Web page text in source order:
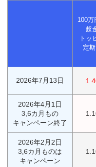
100万
超
トッ
定
2026年7月13日
2026年4月1日
3,6カ月もの
キャンペーン終了
2026年2月2日
3,6カ月ものは
キャンペーン